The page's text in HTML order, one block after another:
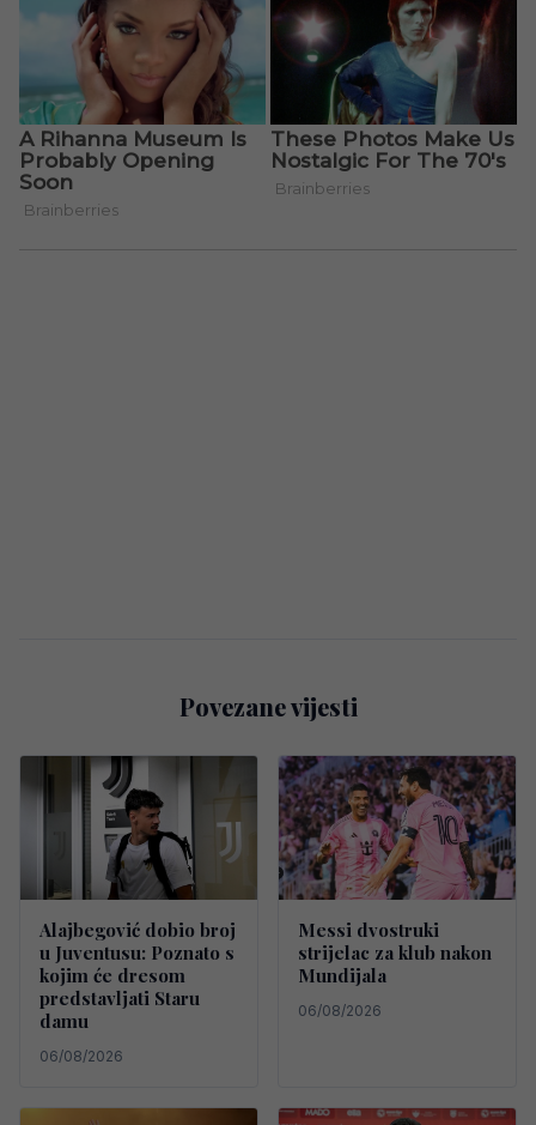
Povezane vijesti
Alajbegović dobio broj
u Juventusu: Poznato s
kojim će dresom
predstavljati Staru
damu
06/08/2026
Messi dvostruki
strijelac za klub nakon
Mundijala
06/08/2026